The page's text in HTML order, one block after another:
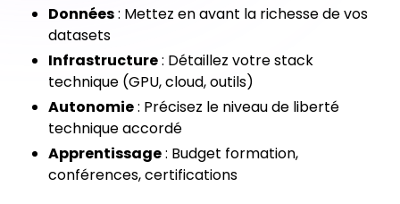
Données: Mettez en avant la richesse de vos
datasets
Infrastructure: Détaillez votre stack
technique (GPU, cloud, outils)
Autonomie: Précisez le niveau de liberté
technique accordé
Apprentissage: Budget formation,
conférences, certifications